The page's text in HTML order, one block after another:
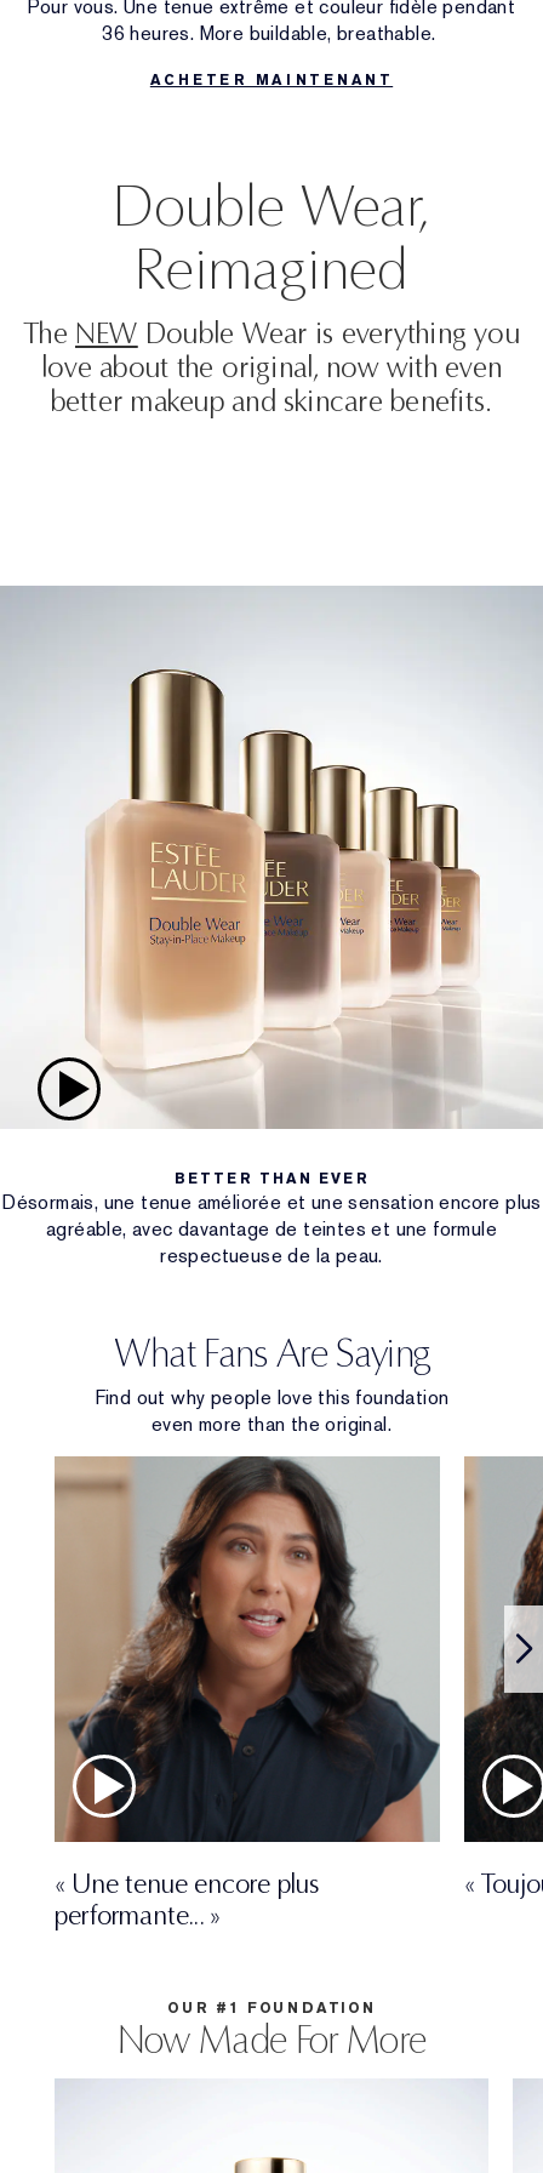
Traitement ciblé
Soins des lèvres
Resilience Multi-Effect
Collection Pink Ribbon
Essentiels SPF
Dernière Chance
Démaquillant
Recharges de maquillage
Chercheur de Fond de Teint
Dernière Chance
White Linen
Private Collection
Wild Geranium
Fleur De Peony
Coffrets et cadeaux AERIN
Trouvez votre parfum
Pour vous. Une tenue extrême et couleur fidèle pendant
36 heures. More buildable, breathable.
ACHETER MAINTENANT
Double Wear,
Reimagined
The NEW Double Wear is everything you
love about the original, now with even
better makeup and skincare benefits.
BETTER THAN EVER
Désormais, une tenue améliorée et une sensation encore plus
agréable, avec davantage de teintes et une formule
respectueuse de la peau.
What Fans Are Saying
Find out why people love this foundation
even more than the original.
« Une tenue encore plus
performante... »
«
OUR #1 FOUNDATION
Now Made For More